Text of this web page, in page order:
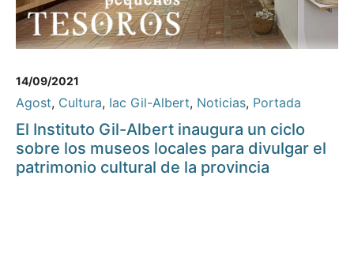
14/09/2021
Agost, Cultura, Iac Gil-Albert, Noticias, Portada
El Instituto Gil-Albert inaugura un ciclo
sobre los museos locales para divulgar el
patrimonio cultural de la provincia